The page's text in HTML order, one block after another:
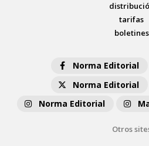
tarifas
boletines
Norma Editorial
Norma Editorial
Norma Editorial
Otros